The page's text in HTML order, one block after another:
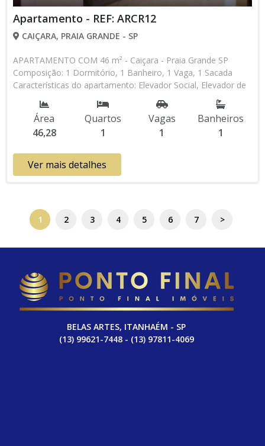
Apartamento - REF: ARCR12
CAIÇARA, PRAIA GRANDE - SP
APARTAMENTO COM 46 m² - Caiçara - Praia Grande SP
Composição: 1 Dormitório, 1 Banheiro, 1 Vaga, 1 Sacada
Características do apartamento: Elevador Social, Elevador de
Serviço, Acessibilidade, Portão Automático, Sauna, Salão de
Jogos, Salão de Festas, Academia Aceita Financiamento
Bancário Lançamento, Em Obras * Os valores e
disponibilidade podem ser alterados sem prévio aviso. Favor
Área
46,28
Quartos
1
Vagas
1
Banheiros
1
Ver mais detalhes
1 2 3 4 5 6 7 >
BELAS ARTES, ITANHAÉM - SP
(13) 99621-7448 - (13) 97811-4069